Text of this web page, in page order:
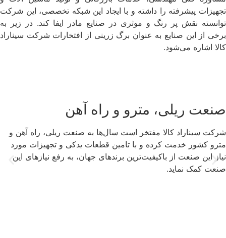
تجهیزات پیشرفته را داشته و با ایجاد این شبکه تخصصی، این شرکت
توانسته نقش پر رنگ و موثری در صنایع مادر ایفا کند. در زیر به
برخی از این صنایع به عنوان برگ زرینی از افتخارات شرکت سیناراد
کالا اشاره می‌شود.
صنعت ریلی، مترو و راه آهن
شرکت سیناراد کالا مفتخر است سال‌ها به صنعت ریلی، راه آهن و
مترو کشور خدمت کرده و با تامین قطعات یدکی و تجهیزات مورد
نیاز این صنعت از با‌کیفیت‌ترین برند‌های جهان، به رفع نیازهای این
صنعت کمک نماید.